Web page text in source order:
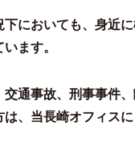
下においても、身近
ます。
交通事故、刑事事件
は、当長崎オフィス